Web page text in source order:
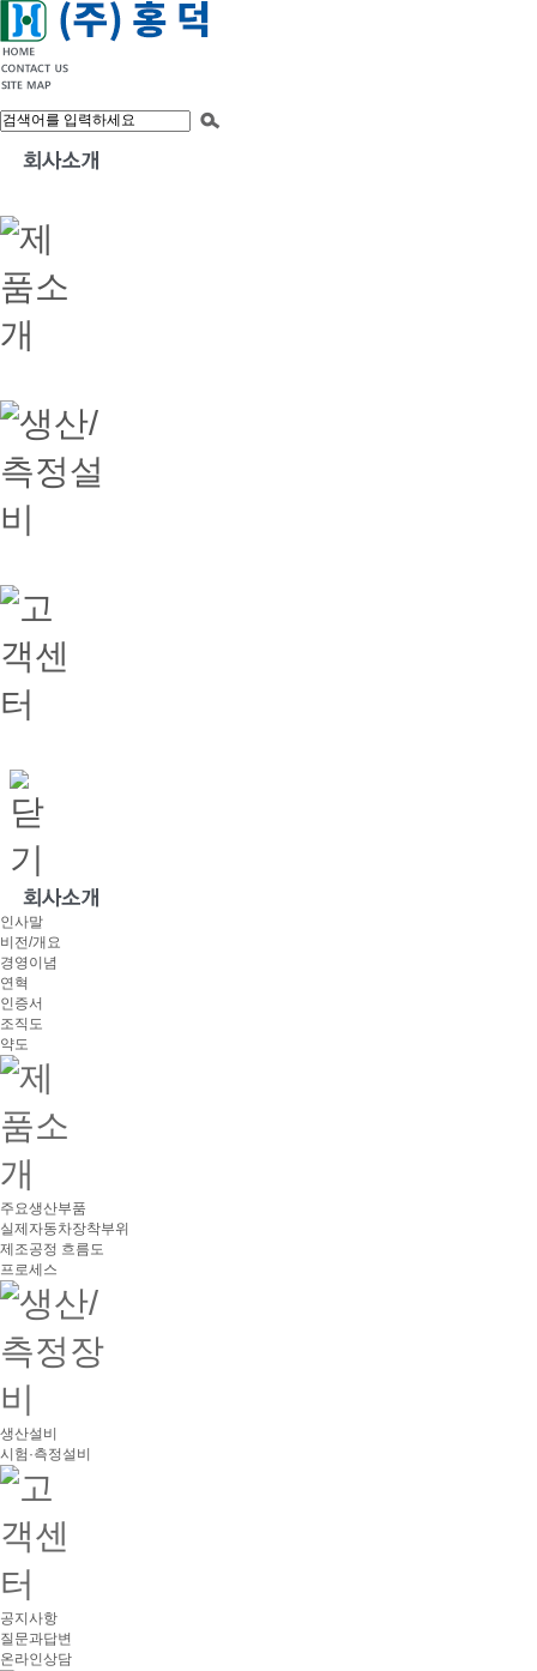
인사말
비전/개요
경영이념
연혁
인증서
조직도
약도
주요생산부품
실제자동차장착부위
제조공정 흐름도
프로세스
생산설비
시험·측정설비
공지사항
질문과답변
온라인상담